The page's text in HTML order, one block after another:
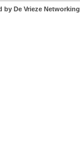
by De Vrieze Networking